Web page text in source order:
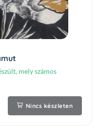
mely számos
Nincs készleten